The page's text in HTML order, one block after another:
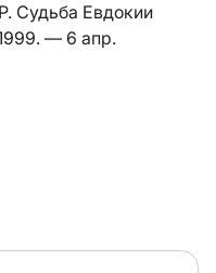
Судьба Евдокии
— 6 апр.